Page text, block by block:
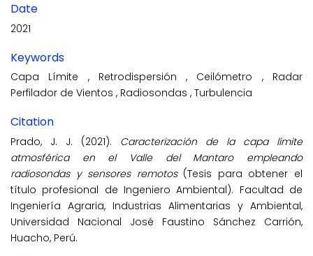
Date
2021
Keywords
Capa Límite , Retrodispersión, Ceilómetro , Radar
Perfilador de Vientos , Radiosondas , Turbulencia
Citation
Prado, J. J. (2021). Caracterización de la capa límite
atmosférica en el Valle del Mantaro empleando
radiosondas y sensores remotos(Tesis para obtener el
título profesional de Ingeniero Ambiental). Facultad de
Ingeniería Agraria, Industrias Alimentarias y Ambiental,
Universidad Nacional José Faustino Sánchez Carrión,
Huacho, Perú.